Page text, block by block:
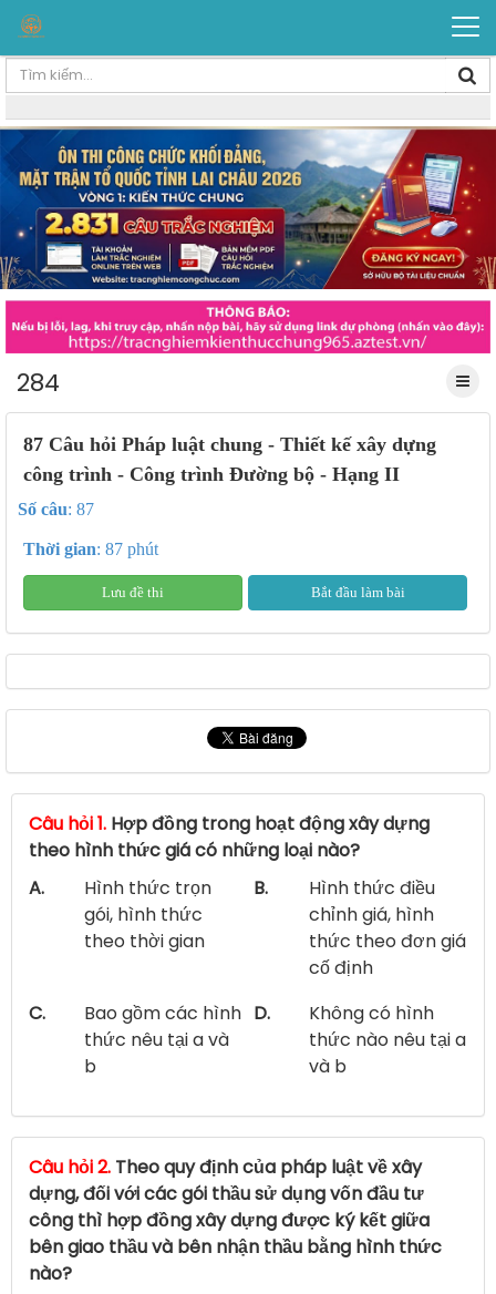
284
87 Câu hỏi Pháp luật chung - Thiết kế xây dựng
công trình - Công trình Đường bộ - Hạng II
Số câu: 87
Thời gian: 87 phút
Lưu đề thi Bắt đầu làm bài
Câu hỏi 1. Hợp đồng trong hoạt động xây dựng
theo hình thức giá có những loại nào?
A.
Hình thức trọn
gói, hình thức
theo thời gian
B.
Hình thức điều
chỉnh giá, hình
thức theo đơn giá
cố định
C.
Bao gồm các hình
thức nêu tại a và
b
D.
Không có hình
thức nào nêu tại a
và b
Câu hỏi 2. Theo quy định của pháp luật về xây
dựng, đối với các gói thầu sử dụng vốn đầu tư
công thì hợp đồng xây dựng được ký kết giữa
bên giao thầu và bên nhận thầu bằng hình thức
nào?